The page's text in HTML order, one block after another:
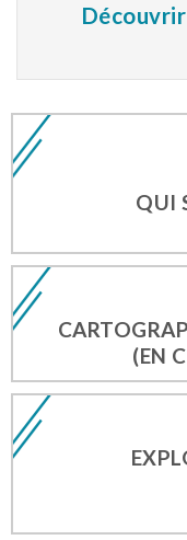
QUI
(EN